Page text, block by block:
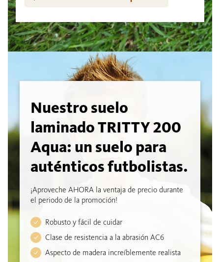
Nuestro suelo
laminado TRITTY 200
Aqua: un suelo para
auténticos futbolistas.
¡Aproveche AHORA la ventaja de precio durante
el periodo de la promoción!
Robusto y fácil de cuidar
Clase de resistencia a la abrasión AC6
Aspecto de madera increíblemente realista